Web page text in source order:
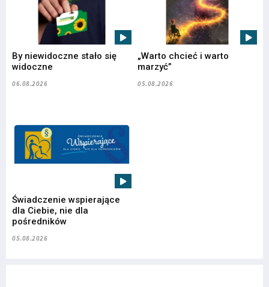
By niewidoczne stało się
widoczne
06.08.2026
„Warto chcieć i warto
marzyć”
05.08.2026
Świadczenie wspierające
dla Ciebie, nie dla
pośredników
05.08.2026